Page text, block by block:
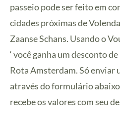
passeio pode ser feito em
cidades próximas de
Zaanse Schans. Usando o
‘ você ganha um desconto
Rota Amsterdam. Só enviar
através do formulário
recebe os valores com seu